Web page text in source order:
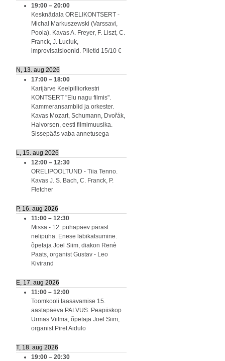
19:00 – 20:00
Kesknädala ORELIKONTSERT -
Michal Markuszewski (Varssavi,
Poola). Kavas A. Freyer, F. Liszt, C.
Franck, J. Łuciuk,
improvisatsioonid. Piletid 15/10 €
N, 13. aug 2026
17:00 – 18:00
Karijärve Keelpilliorkestri
KONTSERT "Elu nagu filmis".
Kammeransamblid ja orkester.
Kavas Mozart, Schumann, Dvořák,
Halvorsen, eesti filmimuusika.
Sissepääs vaba annetusega
L, 15. aug 2026
12:00 – 12:30
ORELIPOOLTUND - Tiia Tenno.
Kavas J. S. Bach, C. Franck, P.
Fletcher
P, 16. aug 2026
11:00 – 12:30
Missa - 12. pühapäev pärast
nelipüha. Enese läbikatsumine.
õpetaja Joel Siim, diakon Renè
Paats, organist Gustav - Leo
Kivirand
E, 17. aug 2026
11:00 – 12:00
Toomkooli taasavamise 15.
aastapäeva PALVUS. Peapiiskop
Urmas Viilma, õpetaja Joel Siim,
organist Piret Aidulo
T, 18. aug 2026
19:00 – 20:30